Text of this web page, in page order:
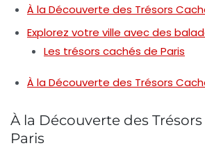
À la Découverte des Trésors
Explorez votre ville avec des
Les trésors cachés de Paris
À la Découverte des Trésors
À la Découverte des
Paris